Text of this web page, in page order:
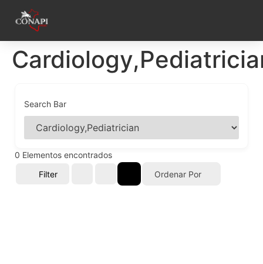
Search Bar
0 Elementos encontrados
Filter
Ordenar Por